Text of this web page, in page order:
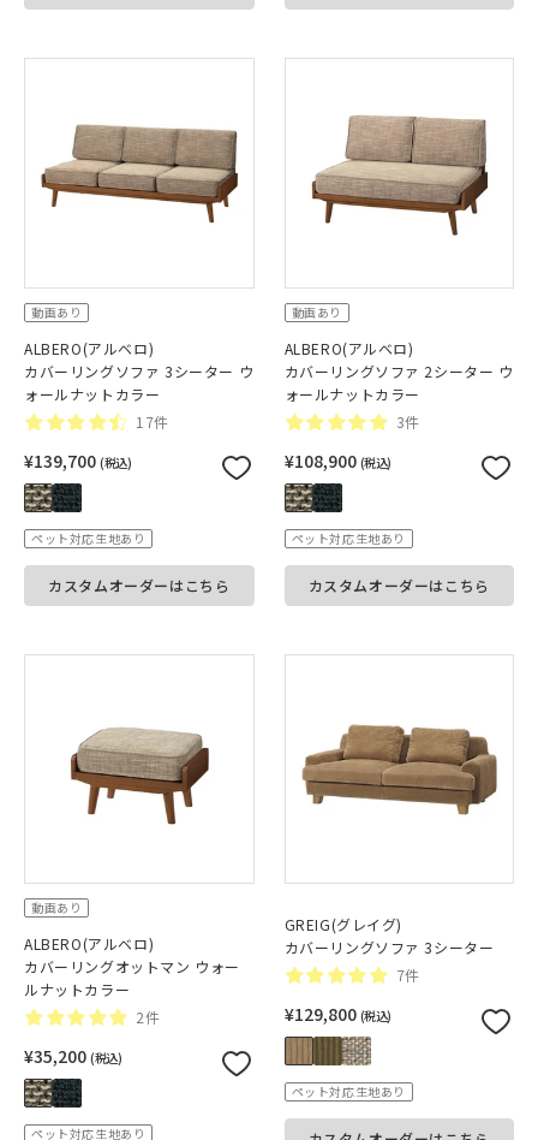
動画あり
ALBERO(アルベロ)
カバーリングソファ 3シーター ウ
ォールナットカラー
17件
¥139,700 (税込)
ペット対応生地あり
カスタムオーダーはこちら
動画あり
ALBERO(アルベロ)
カバーリングソファ 2シーター ウ
ォールナットカラー
3件
¥108,900 (税込)
ペット対応生地あり
カスタムオーダーはこちら
動画あり
ALBERO(アルベロ)
カバーリングオットマン ウォー
ルナットカラー
2件
¥35,200 (税込)
ペット対応生地あり
GREIG(グレイグ)
カバーリングソファ 3シーター
7件
¥129,800 (税込)
ペット対応生地あり